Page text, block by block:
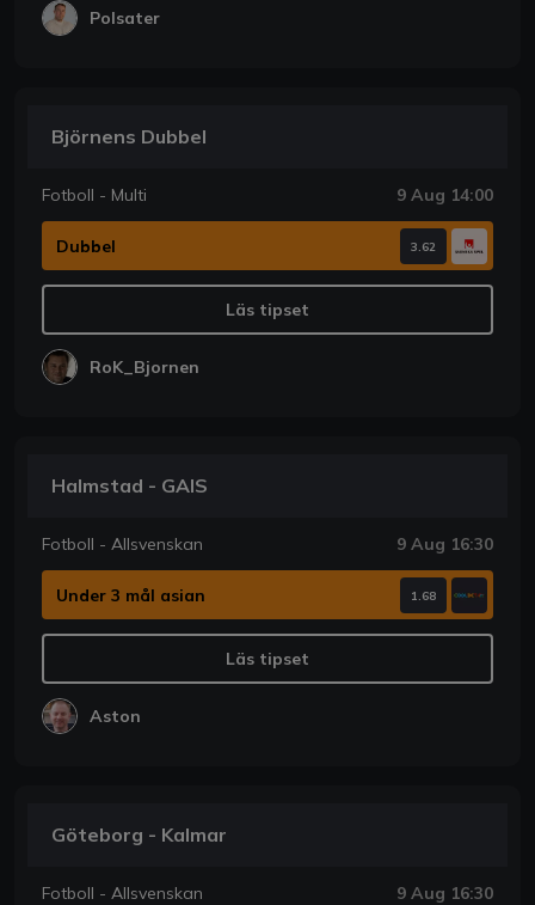
Polsater
Björnens Dubbel
Fotboll - Multi 9 Aug 14:00
Dubbel 3.62
Läs tipset
RoK_Bjornen
Halmstad - GAIS
Fotboll - Allsvenskan 9 Aug 16:30
Under 3 mål asian 1.68
Läs tipset
Aston
Göteborg - Kalmar
Fotboll - Allsvenskan 9 Aug 16:30